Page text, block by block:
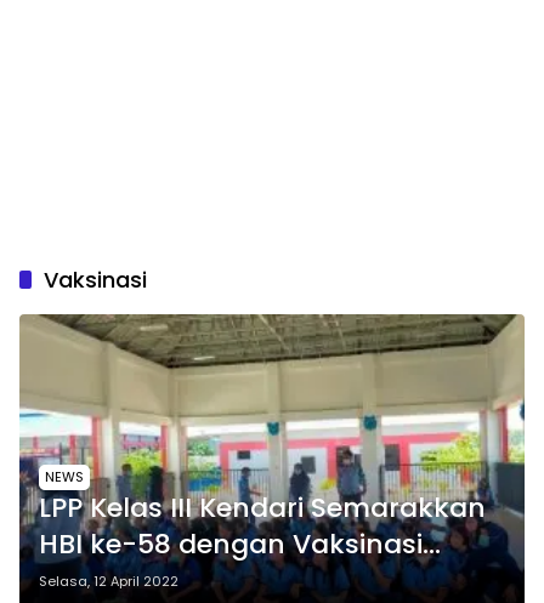
Vaksinasi
NEWS
LPP Kelas III Kendari Semarakkan
HBI ke-58 dengan Vaksinasi
Booster
Selasa, 12 April 2022